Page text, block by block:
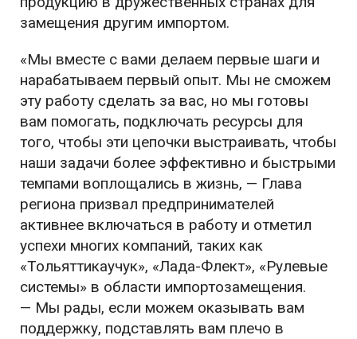
замещения другим импортом.
«Мы вместе с вами делаем первые шаги и
нарабатываем первый опыт. Мы не сможем
эту работу сделать за вас, но мы готовы
вам помогать, подключать ресурсы для
того, чтобы эти цепочки выстраивать, чтобы
наши задачи более эффективно и быстрыми
темпами воплощались в жизнь, — Глава
региона призвал предпринимателей
активнее включаться в работу и отметил
успехи многих компаний, таких как
«Тольяттикаучук», «Лада-Флект», «Рулевые
системы» в области импортозамещения.
— Мы рады, если можем оказывать вам
поддержку, подставлять вам плечо в